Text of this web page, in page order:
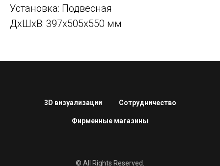
Установка: Подвесная
ДxШxВ: 397x505x550 мм
3D визуализации Сотрудничество
Фирменные магазины
© All Rights Reserved.